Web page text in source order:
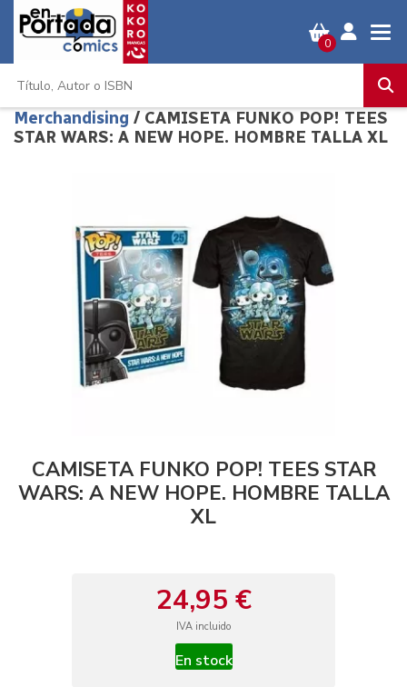
0
Merchandising / CAMISETA FUNKO POP! TEES
STAR WARS: A NEW HOPE. HOMBRE TALLA XL
CAMISETA FUNKO POP! TEES STAR
WARS: A NEW HOPE. HOMBRE TALLA
XL
24,95 €
IVA incluido
En stock